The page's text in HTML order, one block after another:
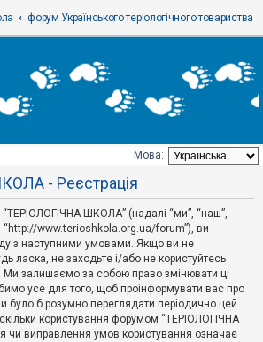
форум Українського теріологічного товариства
Мова:
- Реєстрація
ШКОЛА” (надалі “ми”, “наш”,
www.terioshkola.org.ua/forum”), ви
з наступними умовами. Якщо ви не
ласка, не заходьте і/або не користуйтесь
залишаємо за собою право змінювати ці
усе для того, щоб проінформувати вас про
було б розумно переглядати періодично цей
користування форумом “ТЕРІОЛОГІЧНА
чи виправлення умов користування означає